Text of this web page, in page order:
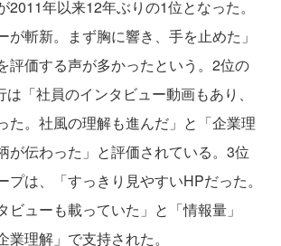
年以来12年ぶりの1位となった。
が斬新。まず胸に響き、手を止めた」
評価する声が多かったという。2位の
「社員のインタビュー動画もあり、
た。社風の理解も進んだ」と「企業理
が伝わった」と評価されている。3位
プは、「すっきり見やすいHPだった。
ビューも載っていた」と「情報量」
業理解」で支持された。